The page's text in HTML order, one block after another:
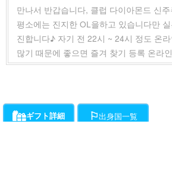
만나서 반갑습니다, 클럽 다이아몬드 신
평소에는 진지한 OL을하고 있습니다만
진합니다♪ 자기 전 22시 ~ 24시 정도 온
많기 때문에 좋으면 즐겨 찾기 등록 온라
ギフト詳細 出身国一覧